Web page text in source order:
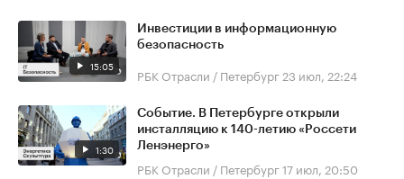
15:05
Инвестиции в информационную
безопасность
РБК Отрасли / Петербург 23 июл, 22:24
1:30
Событие. В Петербурге открыли
инсталляцию к 140-летию «Россети
Ленэнерго»
РБК Отрасли / Петербург17 июл, 20:50